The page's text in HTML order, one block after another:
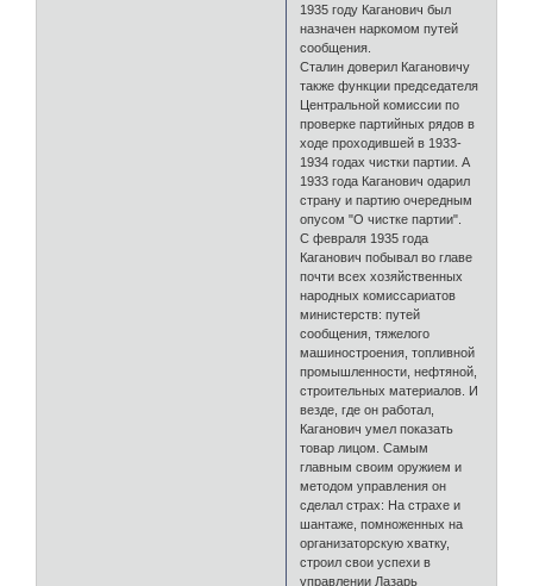
1935 году Каганович был
назначен наркомом путей
сообщения.
Сталин доверил Кагановичу
также функции председателя
Центральной комиссии по
проверке партийных рядов в
ходе проходившей в 1933-
1934 годах чистки партии. А
1933 года Каганович одарил
страну и партию очередным
опусом "О чистке партии".
С февраля 1935 года
Каганович побывал во главе
почти всех хозяйственных
народных комиссариатов
министерств: путей
сообщения, тяжелого
машиностроения, топливной
промышленности, нефтяной,
строительных материалов. И
везде, где он работал,
Каганович умел показать
товар лицом. Самым
главным своим оружием и
методом управления он
сделал страх: На страхе и
шантаже, помноженных на
организаторскую хватку,
строил свои успехи в
управлении Лазарь